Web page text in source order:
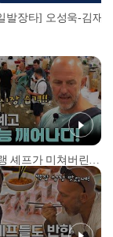
[예고] 미슐랭 셰프가 미쳐버린 이유! 본능이 깨어난 사건은?